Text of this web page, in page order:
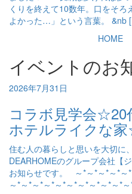
くりを終えて10数年。口をそ
よかった…」という言葉。 &nb
HOME
イベントのお
2026年7月31日
コラボ見学会☆20
ホテルライクな
住む人の暮らしと思いを大切に
DEARHOMEのグループ会社【
お知らせです。 ～*～*～*～*～
～*～*～*～*～*～*～*～*～*